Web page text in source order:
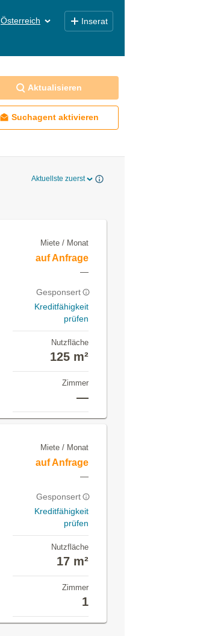
Österreich Inserat
Aktualisieren
Suchagent aktivieren
Aktuellste zuerst
Miete / Monat
auf Anfrage
—
Gesponsert
Kreditfähigkeit
prüfen
Nutzfläche
125 m²
Zimmer
—
Miete / Monat
auf Anfrage
—
Gesponsert
Kreditfähigkeit
prüfen
Nutzfläche
17 m²
Zimmer
1